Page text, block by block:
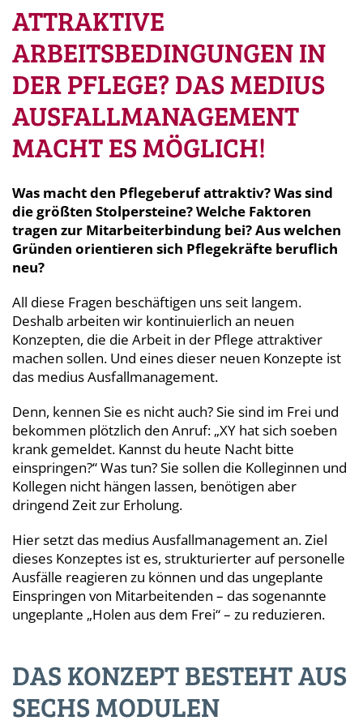
ATTRAKTIVE
ARBEITSBEDINGUNGEN IN
DER PFLEGE? DAS MEDIUS
AUSFALLMANAGEMENT
MACHT ES MÖGLICH!
Was macht den Pflegeberuf attraktiv? Was sind
die größten Stolpersteine? Welche Faktoren
tragen zur Mitarbeiterbindung bei? Aus welchen
Gründen orientieren sich Pflegekräfte beruflich
neu?
All diese Fragen beschäftigen uns seit langem.
Deshalb arbeiten wir kontinuierlich an neuen
Konzepten, die die Arbeit in der Pflege attraktiver
machen sollen. Und eines dieser neuen Konzepte ist
das medius Ausfallmanagement.
Denn, kennen Sie es nicht auch? Sie sind im Frei und
bekommen plötzlich den Anruf: „XY hat sich soeben
krank gemeldet. Kannst du heute Nacht bitte
einspringen?“ Was tun? Sie sollen die Kolleginnen und
Kollegen nicht hängen lassen, benötigen aber
dringend Zeit zur Erholung.
Hier setzt das medius Ausfallmanagement an. Ziel
dieses Konzeptes ist es, strukturierter auf personelle
Ausfälle reagieren zu können und das ungeplante
Einspringen von Mitarbeitenden – das sogenannte
ungeplante „Holen aus dem Frei“ – zu reduzieren.
DAS KONZEPT BESTEHT AUS
SECHS MODULEN